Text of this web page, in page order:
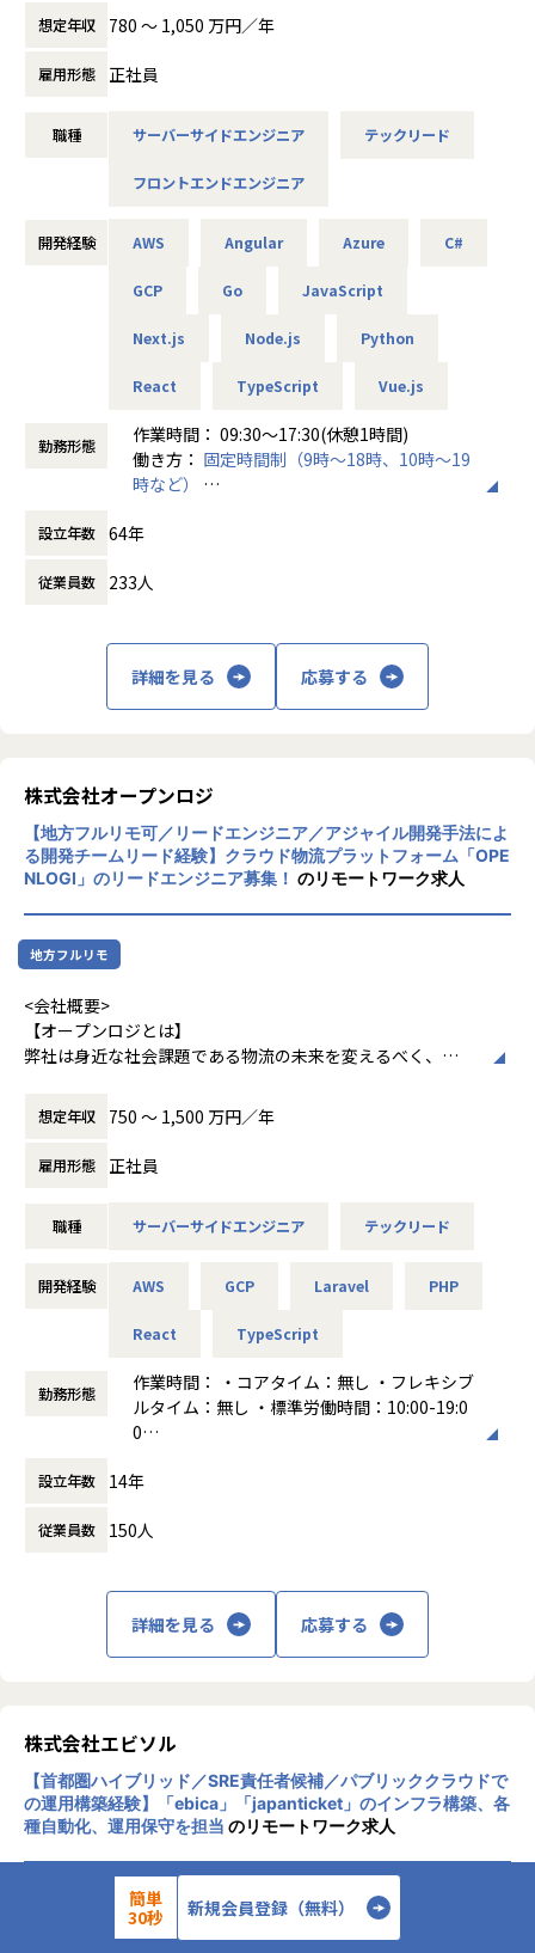
今後、新規事業の創出にあたり、生成AI/LLMを用いた教材関
連のプロダクト開発を推進する方針ですが、下記背景で採用
を計画しております。
義〜実装〜運用までを牽引できる技術責任者が不足してい
生成AI/LLMの技術更新が速く、PoC量と品質を両立するため
実運用プロダクト（評価・安全性レビュー・権限管理）の内
えの方と一緒に働きたいと考えております。
■AI教育課組織について
体として2025年10月に発足した新組織となります。
協会外の教育団体や企業様と協働し、教育や人材育成の現場
におけるさまざまな課題をAI活用によって改善することがミ
【組織の今後の方針】
たシステム開発や教材制作の効率化、開発体制の拡充および
内製への移行を推進する方針で、その組織のコアメンバーと
して下記業務をお任せする想定です。
した教育サービスの企画・開発・運営などのサービスにまつ
当いただきます。
【入社後の想定業務範囲】
次の領域について主導的な役割を担っていただきます。実際
のアサインや配分は適性に合わせて調整いたします。
生成AI/LLMを用いたアプリケーションの技術リード（要件定
義、技術選定、アーキ設計、実装レビュー）
モデル利用戦略の策定（API活用／軽量ファインチューニン
グ）
cript 等、API設計、認証・認可、テレメトリ）
境、評価指標の定義、利用ログの分析）
セスの策定、コーディング規約・フォーマット策定）
【具体的な業務内容】
進および技術リードについて、企画から運用、改善まで全工
程に携わっていただきます。
要件定義、アーキテクチャ策定、設計、実装、試験、運用
協力会社を含むメンバーへのディレクション
制作メンバーとの協働
協会内外のステイクホルダとの調整・折衝
【活用している技術】
具体的には、以下のような言語やDBを使用します。
Docker, Azure App Service, Azure Container Apps, Azure
MySQL
クラウド基盤
Microsoft Azure
一部 Google Cloud Platform, Amazon Web Services
OpenAI GPT(Azure OpenAIを含む）, Google Gemini, Clau
TypeScript, Python
想定年収 780 〜 1,050 万円／年
雇用形態 正社員
職種 サーバーサイドエンジニア テックリード
フロントエンドエンジニア
開発経験 AWS Angular Azure C#
GCP Go JavaScript
Next.js Node.js Python
React TypeScript Vue.js
勤務形態
作業時間： 09:30～17:30(休憩1時間)
働き方： 固定時間制（9時～18時、10時～19
時など）
時間）
設立年数 64年
従業員数 233人
詳細を見る 応募する
株式会社オープンロジ
【地方フルリモ可／リードエンジニア／アジャイル開発手法によ
る開発チームリード経験】クラウド物流プラットフォーム「OPE
NLOGI」のリードエンジニア募集！ のリモートワーク求人
地方フルリモ
<会社概要>
【オープンロジとは】
弊社は身近な社会課題である物流の未来を変えるべく、
発、
データの活用によって、業界全体の最適化を目指す会社で
す。
物流は私たちの生活に欠かせないモノを届ける重要なインフ
のままでは商品不足や配送遅延が発生し、食品や日用品、薬
この背景にはECの発展により、手軽に商品が購入できるよう
になったことが挙げられます。運ぶ物の量は増えたにもかか
わらず、物流を支える倉庫業者や配送業者の90％以上は中小
低いため、対応が追いついていません。
そして、EC事業者も問題を抱えており、現在の物流はオンプ
物流管理に時間がかかった結果、事業を成長させる業務に時
間がさけず、物流がEC市場、ひいては経済成長の妨げにもつ
ながります。
ービス上での効率的な倉庫管理、全国の倉庫ネットワークを
使った配送効率化と負荷軽減が必要です。
■オープンロジのソリューション
・物流事業者のDX推進
物流事業者の中でも特に倉庫では、目視での商品確認や、在
庫数のチェックを紙で行っていたりとアナログな方法で業務
が行われていることがあります。オープンロジは、倉庫会社
へ作業に沿ったシステムを提供し、現場改善も行うことによ
想定年収 750 〜 1,500 万円／年
雇用形態 正社員
職種 サーバーサイドエンジニア テックリード
開発経験 AWS GCP Laravel PHP
React TypeScript
勤務形態
作業時間： ・コアタイム：無し ・フレキシブ
ルタイム：無し ・標準労働時間：10:00-19:0
0
時間外労働の有無： 有（月平均15時間）
設立年数 14年
従業員数 150人
詳細を見る 応募する
株式会社エビソル
【首都圏ハイブリッド／SRE責任者候補／パブリッククラウドで
の運用構築経験】「ebica」「japanticket」のインフラ構築、各
種自動化、運用保守を担当 のリモートワーク求人
自社サービス
簡単
30秒
新規会員登録（無料）